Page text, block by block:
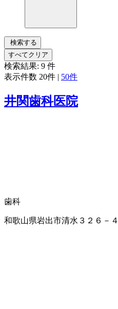
検索する
すべてクリア
検索結果: 9 件
表示件数 20件 | 50件
井関歯科医院
歯科
和歌山県岩出市清水３２６－４